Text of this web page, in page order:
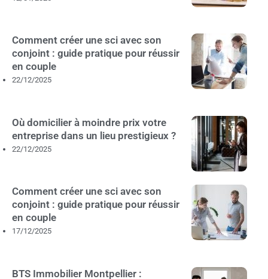
Comment créer une sci avec son
conjoint : guide pratique pour réussir
en couple
22/12/2025
Où domicilier à moindre prix votre
entreprise dans un lieu prestigieux ?
22/12/2025
Comment créer une sci avec son
conjoint : guide pratique pour réussir
en couple
17/12/2025
BTS Immobilier Montpellier :